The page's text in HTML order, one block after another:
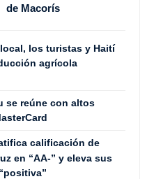
de Macorís
los turistas y Haití
agrícola
se reúne con altos
calificación de
en “AA-” y eleva sus